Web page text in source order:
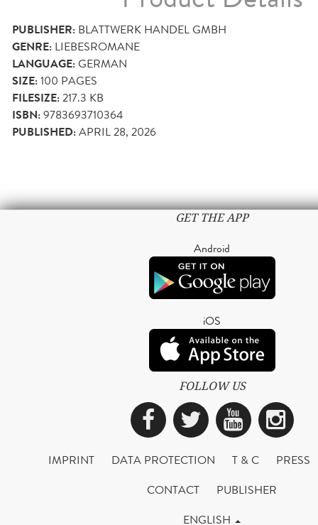
PUBLISHER: BLATTWERK HANDEL GMBH
GENRE: LIEBESROMANE
LANGUAGE:GERMAN
SIZE:100 PAGES
FILESIZE:217.3 KB
ISBN:9783693710364
PUBLISHED:APRIL 28, 2026
GET THE APP
Android
iOS
FOLLOW US
Facebook
Twitter
IMPRINT DATA PROTECTION T & C
PRESS
CONTACT
PUBLISHER
ENGLISH